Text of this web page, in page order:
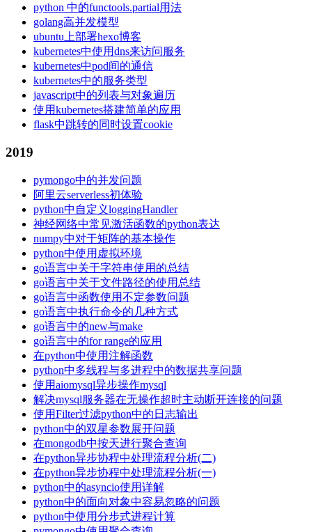
python 中的functools.partial用法
golang高并发模型
ubuntu上部署hexo博客
kubernetes中使用dns来访问服务
kubernetes中pod间的通信
kubernetes中的服务类型
javascript中的列表与对象遍历
使用kubernetes搭建简单的应用
flask中跳转的同时设置cookie
2019
pymongo中的并发问题
阿里云serverless初体验
python中自定义loggingHandler
神经网络中常见激活函数的python表达
numpy中对于矩阵的基本操作
python中使用虚拟环境
go语言中关于字符串使用的总结
go语言中关于文件路径的使用总结
go语言中函数使用不定参数问题
go语言中执行命令的几种方式
go语言中的new与make
go语言中的for range的应用
在python中使用注解函数
python中多线程与多进程中的数据共享问题
使用aiomysql异步操作mysql
解决mysql服务器在无操作超时主动断开连接的问题
使用Filter过滤python中的日志输出
python中的双星参数展开问题
在mongodb中按天进行聚合查询
在python异步协程中处理流程分析(二)
在python异步协程中处理流程分析(一)
python中的asyncio使用详解
python中的面向对象中容易忽略的问题
python中使用分步式进程计算